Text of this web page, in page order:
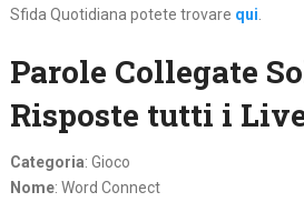
Sfida Quotidiana potete trovare qui.
Parole Collegate
Risposte tutti i
Categoria: Gioco
Nome: Word Connect